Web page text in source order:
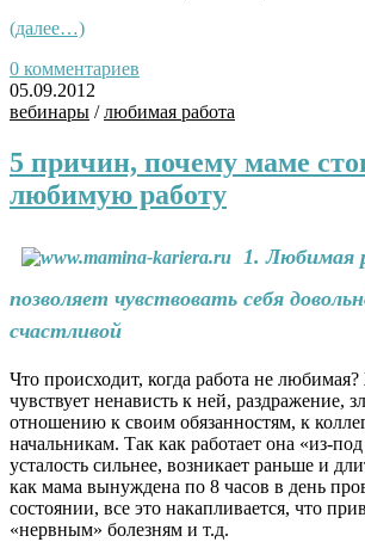
(далее…)
0 комментариев
05.09.2012
вебинары /любимая работа
5 причин, почему маме
любимую работу
1. Любимая
позволяет чувствовать себя
счастливой
Что происходит, когда работа не
чувствует ненависть к ней, раздражение,
отношению к своим обязанностям, к
начальникам. Так как работает она «из-
усталость сильнее, возникает раньше и
как мама вынуждена по 8 часов в день
состоянии, все это накапливается, что
«нервным» болезням и т.д.